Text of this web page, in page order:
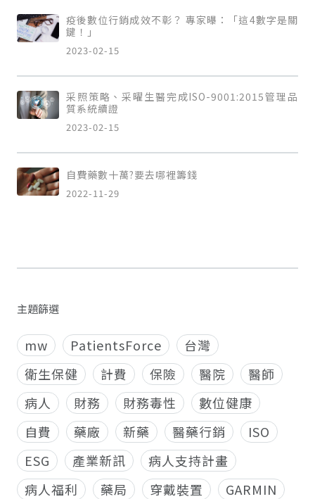
疫後數位行銷成效不彰？ 專家曝：「這4數字是關
鍵！」
2023-02-15
采照策略、采曜生醫完成ISO-9001:2015管理品
質系統續證
2023-02-15
自費藥數十萬?要去哪裡籌錢
2022-11-29
主題篩選
mw PatientsForce
台灣
衛生保健
計費 保險 醫院
醫師
病人
財務 財務毒性
數位健康
自費
藥廠 新藥 醫藥行銷
ISO
ESG
產業新訊
病人支持計畫
病人福利
藥局 穿戴裝置
GARMIN